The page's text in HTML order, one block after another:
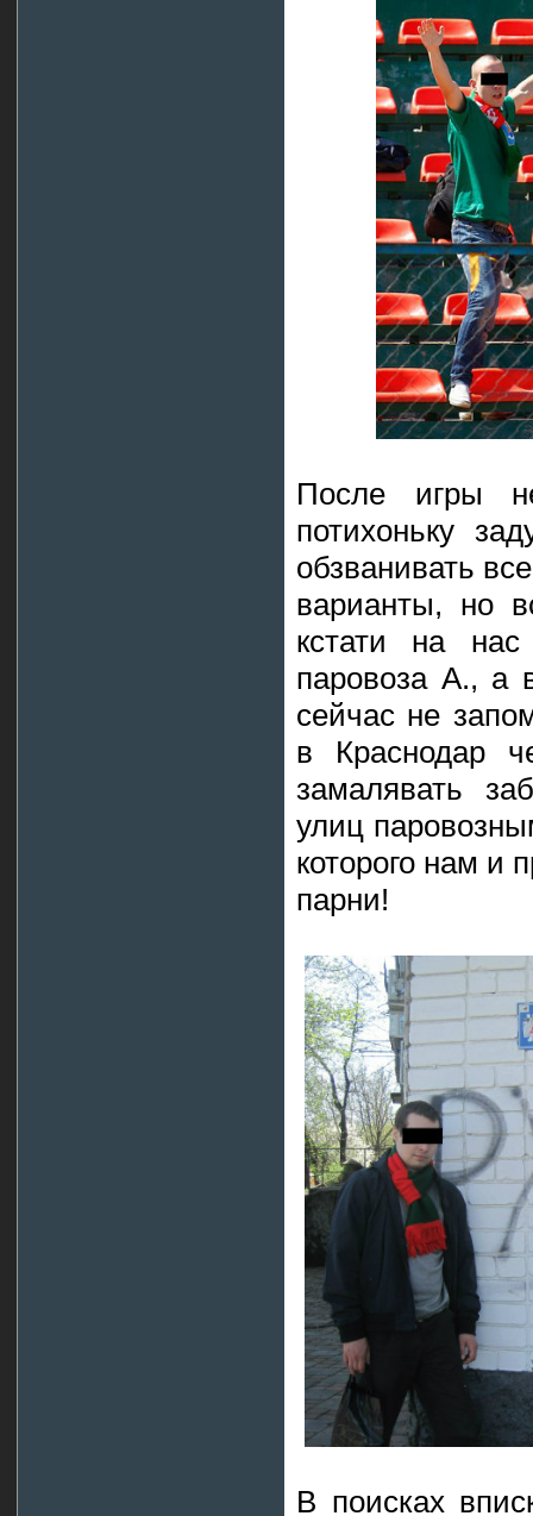
После игры
потихоньку
обзванивать
варианты, но
кстати на нас
паровоза А., а
сейчас не
в Краснодар
замалявать
улиц
которого нам и
парни!
В поисках